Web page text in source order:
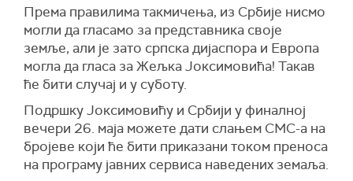
Према правилима такмичења, из Србије нисмо
могли да гласамо за представника своје
земље, али је зато српска дијаспора и Европа
могла да гласа за Жељка Јоксимовића! Такав
ће бити случај и у суботу.
Подршку Јоксимовићу и Србији у финалној
вечери 26. маја можете дати слањем СМС-а на
бројеве који ће бити приказани током преноса
на програму јавних сервиса наведених земаља.